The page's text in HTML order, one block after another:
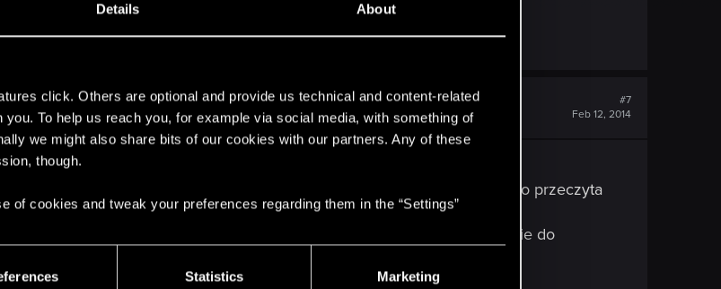
Details About
click. Others are optional and provide us technical and content-related
To help us reach you, for example via social media, with something of
we might also share bits of our cookies with our partners. Any of these
though.
of cookies and tweak your preferences regarding them in the “Settings”
Statistics Marketing
#7
Feb 12, 2014
jakąś lekką paranoje
przyjdzie nawet i za dwa lata bo wtedy będzie akurat grał w W2 i sobie to przeczyta
i próbowałem rozgryść ten problem i się dopisałem po prostu w temacie do